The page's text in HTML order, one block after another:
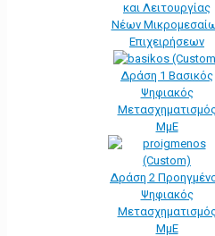
και Λειτουργίας
Νέων
Επιχειρήσεων
Δράση 1 Βασικός
Ψηφιακός
ΜμΕ
Δράση 2
Ψηφιακός
ΜμΕ